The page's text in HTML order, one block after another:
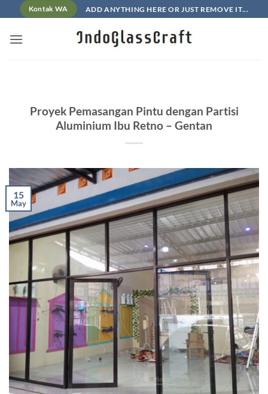
to
content
Kontak WA ADD ANYTHING HERE OR JUST REMOVE IT...
Proyek Pemasangan Pintu dengan Partisi
Aluminium Ibu Retno – Gentan
15
May